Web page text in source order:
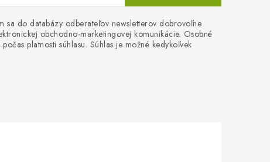
sa do databázy odberateľov newsletterov dobrovoľne
obchodno-marketingovej komunikácie. Osobné
platnosti súhlasu. Súhlas je možné kedykoľvek